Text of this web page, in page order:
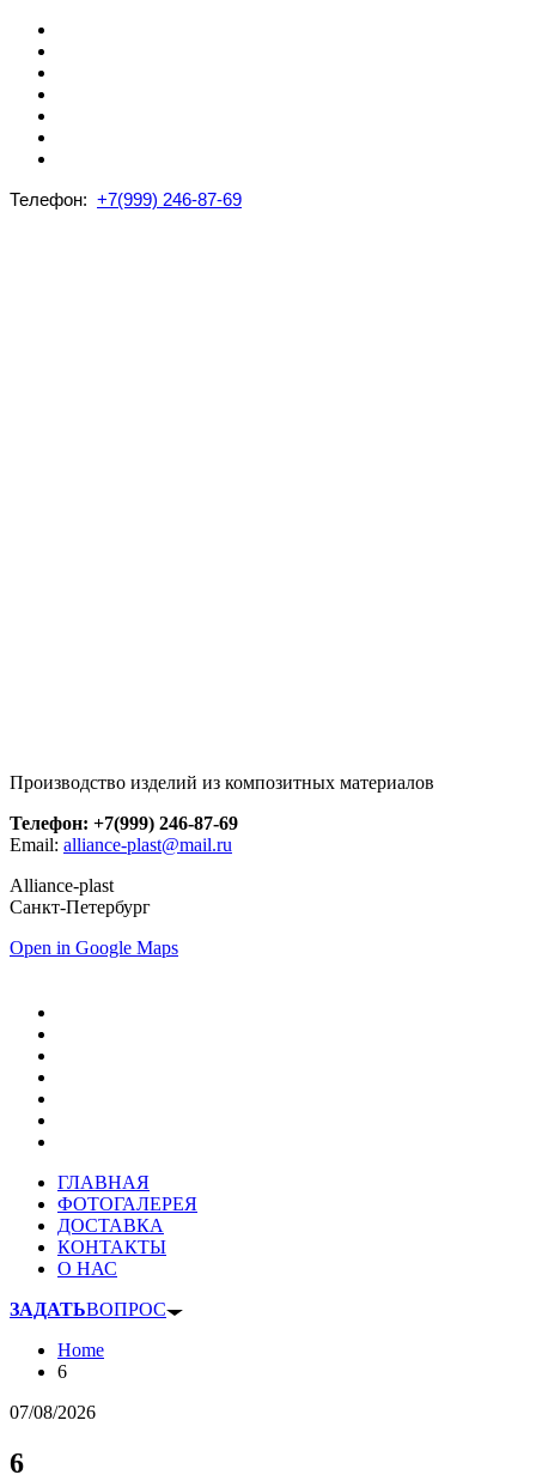
Телефон: +7(999) 246-87-69
Производство изделий из композитных материалов
Телефон: +7(999) 246-87-69
Email: alliance-plast@mail.ru
Alliance-plast
Санкт-Петербург
Open in Google Maps
ГЛАВНАЯ
ФОТОГАЛЕРЕЯ
ДОСТАВКА
КОНТАКТЫ
О НАС
ЗАДАТЬВОПРОС
Home
6
07/08/2026
6